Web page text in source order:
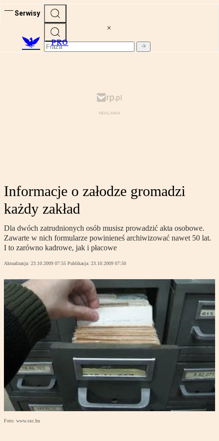
Serwisy
PRO
Informacje o załodze gromadzi
każdy zakład
Dla dwóch zatrudnionych osób musisz prowadzić akta osobowe.
Zawarte w nich formularze powinieneś archiwizować nawet 50 lat.
I to zarówno kadrowe, jak i płacowe
Aktualizacja: 23.10.2009 07:55 Publikacja: 23.10.2009 07:50
Foto: www.sxc.hu